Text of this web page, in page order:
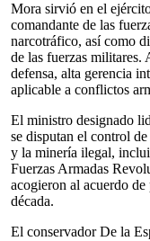
Mora sirvió en el
comandante de las
narcotráfico, así como
de las fuerzas militares.
defensa, alta gerencia
aplicable a conflictos
El ministro designado
se disputan el control
y la minería ilegal,
Fuerzas Armadas
acogieron al acuerdo
década.
El conservador De la